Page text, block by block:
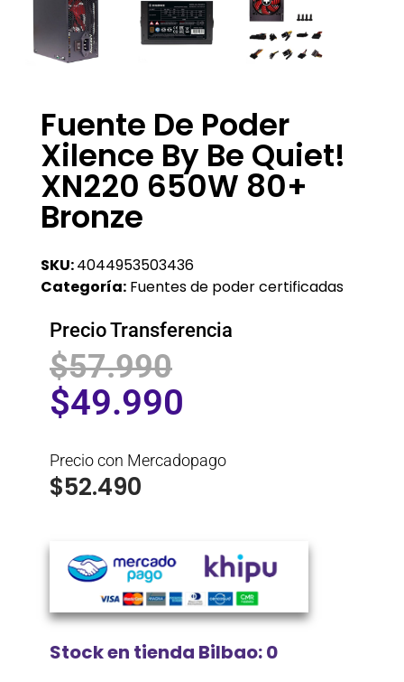
Fuente De Poder
Xilence By Be Quiet!
XN220 650W 80+
Bronze
SKU:4044953503436
Categoría: Fuentes de poder certificadas
Precio Transferencia
$57.990
$49.990
Precio con Mercadopago
$52.490
Stock en tienda Bilbao: 0